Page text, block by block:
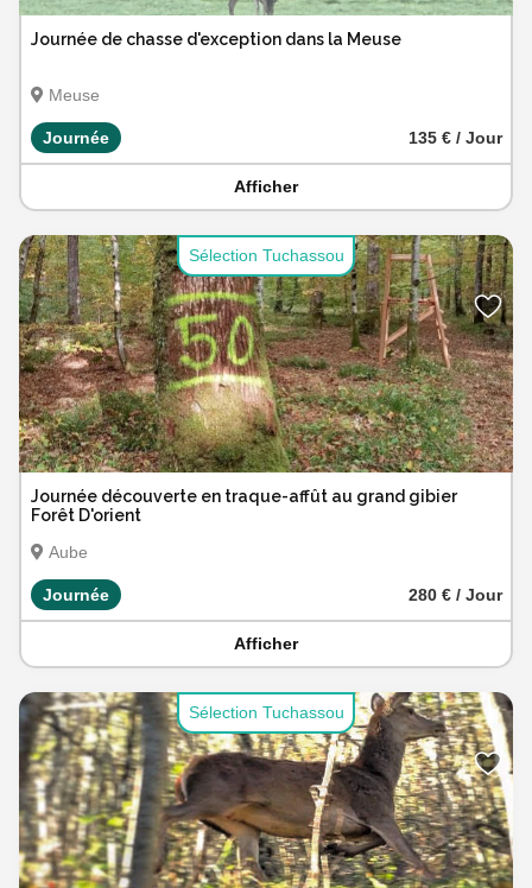
Journée de chasse d'exception dans la Meuse
Meuse
Journée 135 € / Jour
Afficher
Sélection Tuchassou
Journée découverte en traque-affût au grand gibier
Forêt D'orient
Aube
Journée 280 € / Jour
Afficher
Sélection Tuchassou